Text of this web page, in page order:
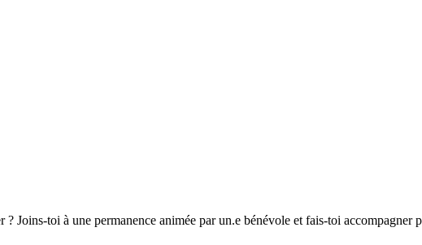
Joins-toi à une permanence animée par un.e bénévole et fais-toi